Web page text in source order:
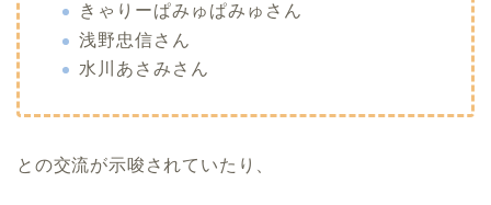
きゃりーぱみゅぱみゅさん
浅野忠信さん
水川あさみさん
との交流が示唆されていたり、